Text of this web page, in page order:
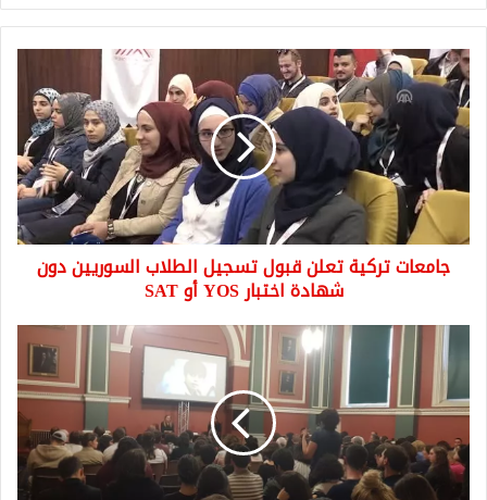
جامعات
تركية
تعلن
قبول
تسجيل
الطلاب
السوريين
شهادة
اختبار
SAT
جامعات تركية تعلن قبول تسجيل الطلاب السوريين دون
شهادة اختبار YOS أو SAT
فيلم
الضيف
التركي
..
فيلم
تركي
عن